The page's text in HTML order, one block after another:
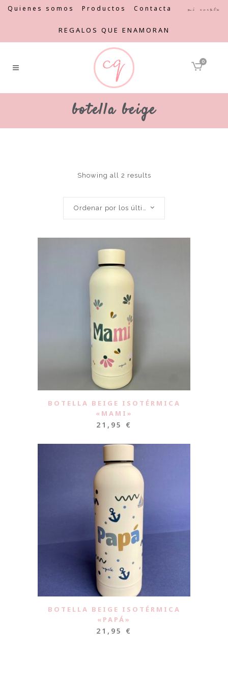
Quienes somos Productos Contacta Mi cuenta
REGALOS QUE ENAMORAN
0
botella beige
Showing all 2 results
Ordenar por los últimos
BOTELLA BEIGE ISOTÉRMICA
«MAMI»
21,95 €
BOTELLA BEIGE ISOTÉRMICA
«PAPÁ»
21,95 €